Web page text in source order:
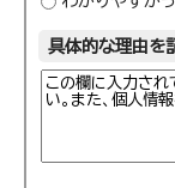
具体的な理由を